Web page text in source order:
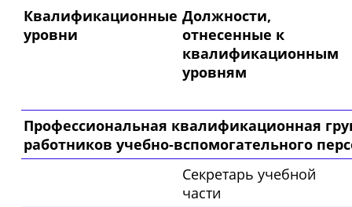
Квалификационные
уровни
Должности,
отнесенные к
квалификационным
уровням
Профессиональная квалификационная
работников учебно-вспомогательного
Секретарь учебной
части